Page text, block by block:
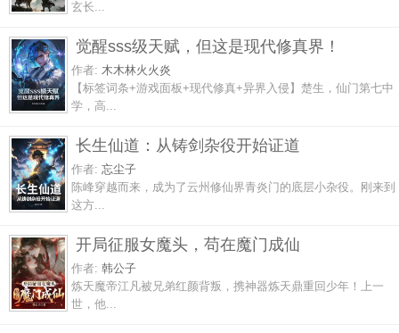
玄长...
觉醒sss级天赋，但这是现代修真界！
作者: 木木林火火炎
【标签词条+游戏面板+现代修真+异界入侵】楚生，仙门第七中
学，高...
长生仙道：从铸剑杂役开始证道
作者: 忘尘子
陈峰穿越而来，成为了云州修仙界青炎门的底层小杂役。刚来到
这方...
开局征服女魔头，苟在魔门成仙
作者: 韩公子
炼天魔帝江凡被兄弟红颜背叛，携神器炼天鼎重回少年！上一
世，他...